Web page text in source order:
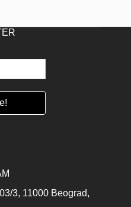
3, 11000 Beograd,